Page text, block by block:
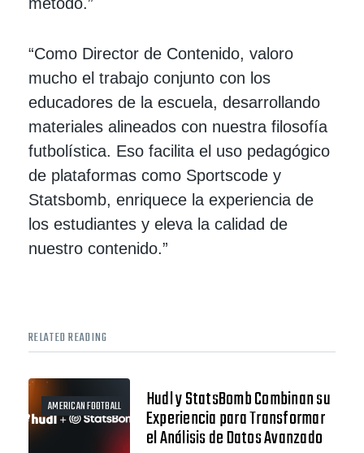
“Como Director de Contenido, valoro
mucho el trabajo conjunto con los
educadores de la escuela, desarrollando
materiales alineados con nuestra filosofía
futbolística. Eso facilita el uso pedagógico
de plataformas como Sportscode y
Statsbomb, enriquece la experiencia de
los estudiantes y eleva la calidad de
nuestro contenido.”
RELATED READING
AMERICAN FOOTBALL Hudl y StatsBomb Combinan su
Experiencia para Transformar
el Análisis de Datos Avanzado